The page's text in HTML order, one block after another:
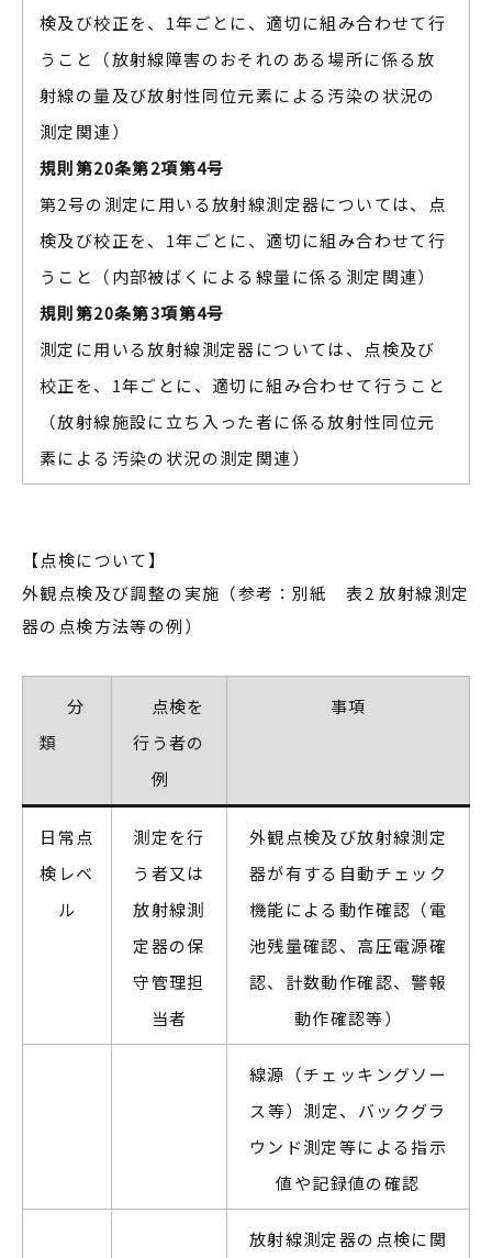
検及び校正を、1年ごとに、適切に組み合わせて行
うこと（放射線障害のおそれのある場所に係る放
射線の量及び放射性同位元素による汚染の状況の
測定関連）
規則第20条第2項第4号
第2号の測定に用いる放射線測定器については、点
検及び校正を、1年ごとに、適切に組み合わせて行
うこと（内部被ばくによる線量に係る測定関連）
規則第20条第3項第4号
測定に用いる放射線測定器については、点検及び
校正を、1年ごとに、適切に組み合わせて行うこと
（放射線施設に立ち入った者に係る放射性同位元
素による汚染の状況の測定関連）
【点検について】
外観点検及び調整の実施（参考：別紙 表2 放射線測定
器の点検方法等の例）
分
類
点検を
行う者の
例
事項
日常点
検レベ
ル
測定を行
う者又は
放射線測
定器の保
守管理担
当者
外観点検及び放射線測定
器が有する自動チェック
機能による動作確認（電
池残量確認、高圧電源確
認、計数動作確認、警報
動作確認等）
線源（チェッキングソー
ス等）測定、バックグラ
ウンド測定等による指示
値や記録値の確認
放射線測定器の点検に関